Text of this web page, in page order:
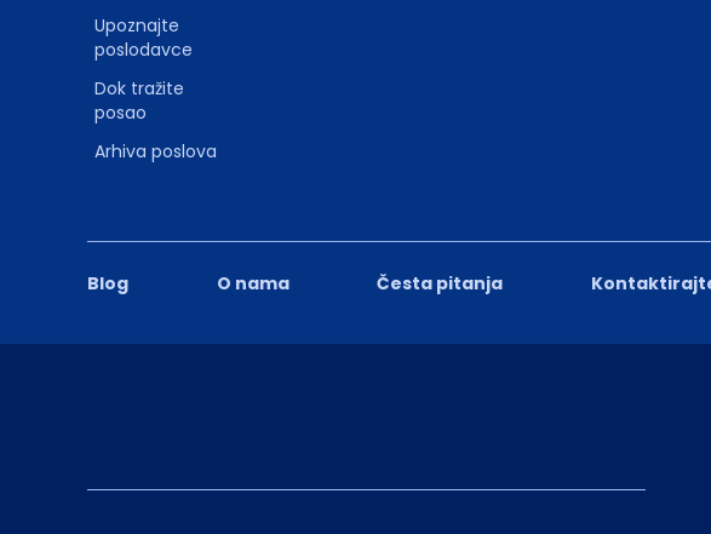
Blog O nama Česta pitanja
Upoznajte
poslodavce
Dok tražite
posao
Arhiva poslova